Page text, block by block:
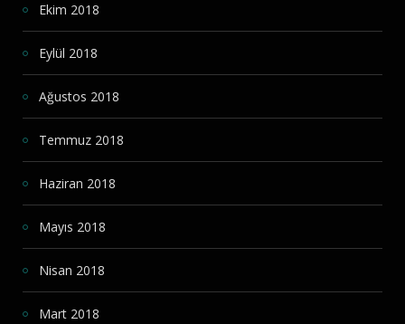
Ekim 2018
Eylül 2018
Ağustos 2018
Temmuz 2018
Haziran 2018
Mayıs 2018
Nisan 2018
Mart 2018